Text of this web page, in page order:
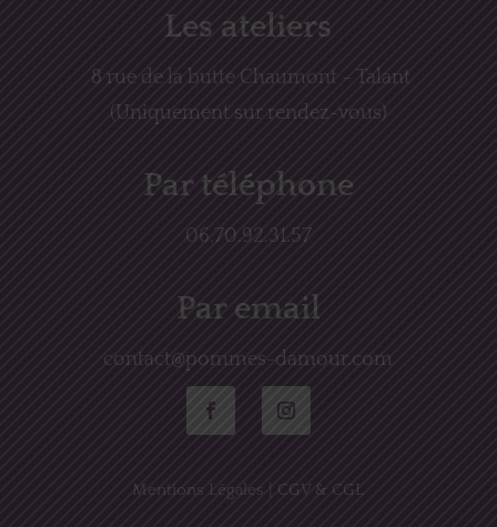
Les ateliers
8 rue de la butte Chaumont – Talant
(Uniquement sur rendez-vous)
Par téléphone
06.70.92.31.57
Par email
contact@pommes-damour.com
Mentions Légales CGV & CGL